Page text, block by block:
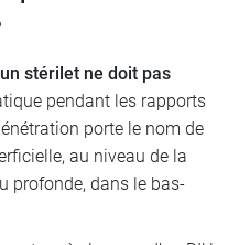
un stérilet ne doit pas
pendant les rapports
porte le nom de
au niveau de la
profonde, dans le bas-